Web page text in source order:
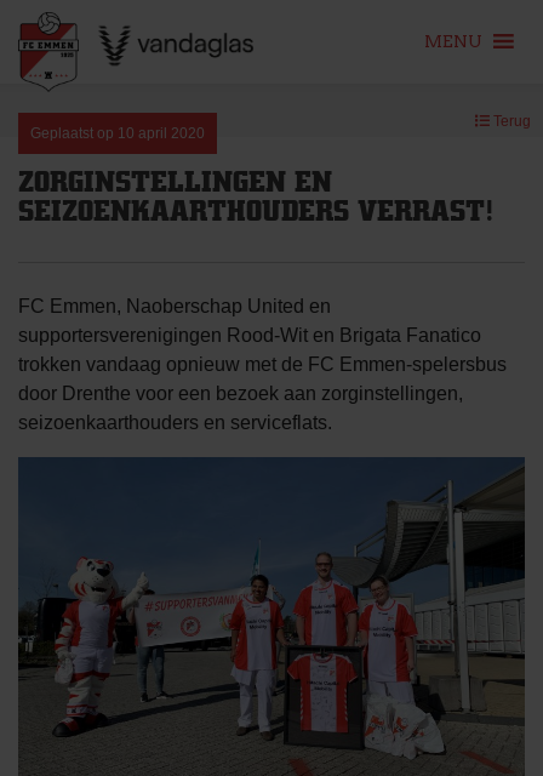
content
MENU
Geplaatst op 10 april 2020
Terug
ZORGINSTELLINGEN EN
SEIZOENKAARTHOUDERS VERRAST!
FC Emmen, Naoberschap United en
supportersverenigingen Rood-Wit en Brigata Fanatico
trokken vandaag opnieuw met de FC Emmen-spelersbus
door Drenthe voor een bezoek aan zorginstellingen,
seizoenkaarthouders en serviceflats.